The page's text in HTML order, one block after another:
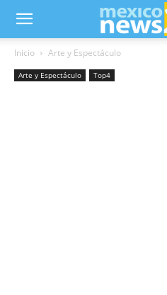
Inicio Arte y Espectáculo
Arte y Espectáculo Top4